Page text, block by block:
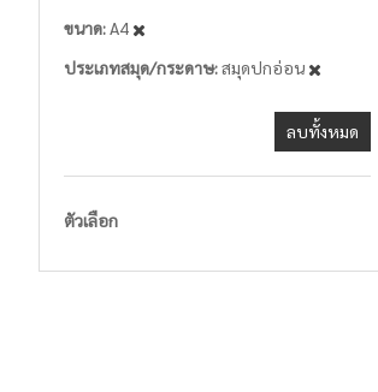
ขนาด A4
ประเภทสมุด/กระดาษ สมุดปกอ่อน
ลบทั้งหมด
ตัวเลือก